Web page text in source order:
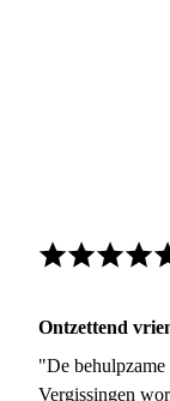
Ontzettend
"De behulpzame
Vergissingen